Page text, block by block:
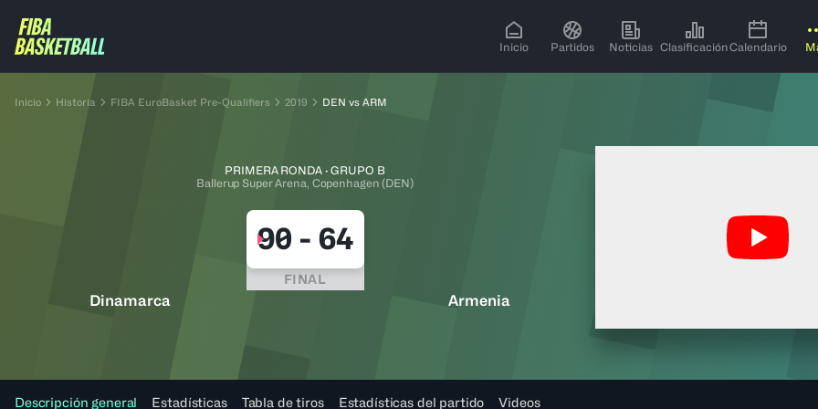
Inicio Partidos Noticias ClasificaciónCalendario
Inicio Historia FIBA EuroBasket Pre-Qualifiers 2019 DEN vs ARM
PRIMERA RONDA · GRUPO B
Ballerup Super Arena, Copenhagen (DEN)
Dinamarca
90- 64
FINAL
Armenia
Descripción general Estadísticas Tabla de tiros Estadísticas del partido Videos